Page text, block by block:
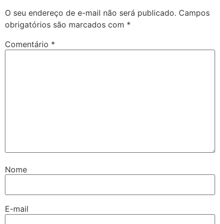
O seu endereço de e-mail não será publicado. Campos
obrigatórios são marcados com *
Comentário *
Nome
E-mail